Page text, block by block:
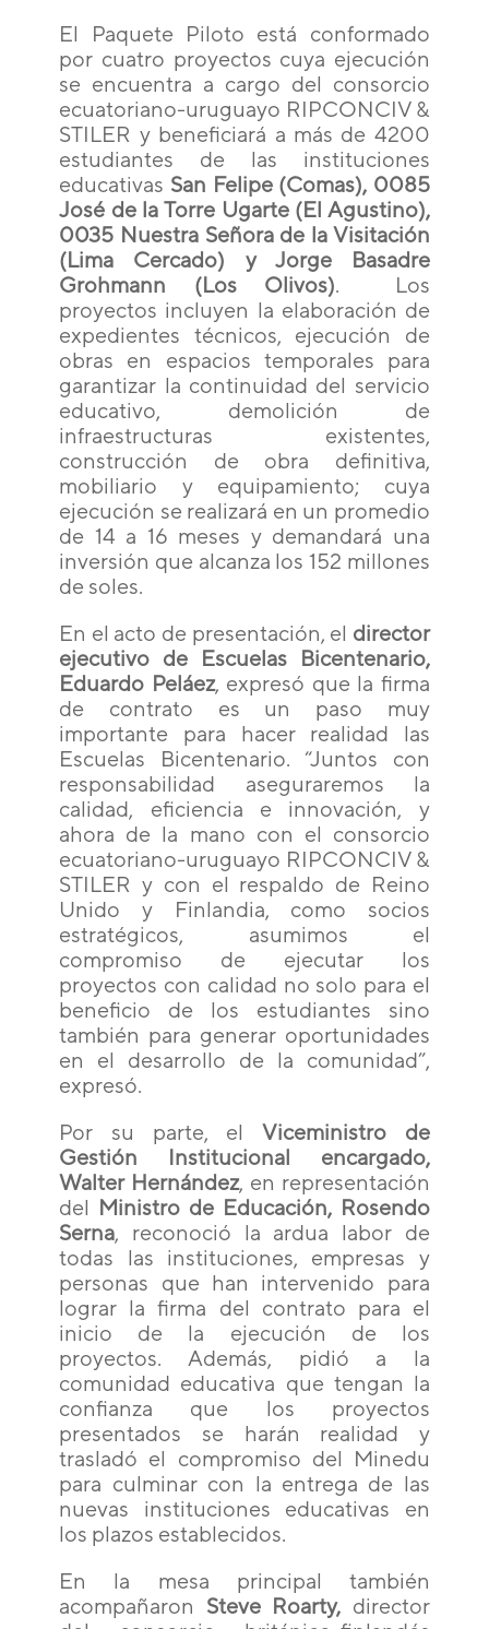
El Paquete Piloto está conformado
por cuatro proyectos cuya ejecución
se encuentra a cargo del consorcio
ecuatoriano-uruguayo RIPCONCIV &
STILER y beneficiará a más de 4200
estudiantes de las instituciones
educativas San Felipe (Comas), 0085
José de la Torre Ugarte (El Agustino),
0035 Nuestra Señora de la Visitación
(Lima Cercado) y Jorge Basadre
Grohmann (Los Olivos). Los
proyectos incluyen la elaboración de
expedientes técnicos, ejecución de
obras en espacios temporales para
garantizar la continuidad del servicio
educativo, demolición de
infraestructuras existentes,
construcción de obra definitiva,
mobiliario y equipamiento; cuya
ejecución se realizará en un promedio
de 14 a 16 meses y demandará una
inversión que alcanza los 152 millones
de soles.
En el acto de presentación, el director
ejecutivo de Escuelas Bicentenario,
Eduardo Peláez, expresó que la firma
de contrato es un paso muy
importante para hacer realidad las
Escuelas Bicentenario. “Juntos con
responsabilidad aseguraremos la
calidad, eficiencia e innovación, y
ahora de la mano con el consorcio
ecuatoriano-uruguayo RIPCONCIV &
STILER y con el respaldo de Reino
Unido y Finlandia, como socios
estratégicos, asumimos el
compromiso de ejecutar los
proyectos con calidad no solo para el
beneficio de los estudiantes sino
también para generar oportunidades
en el desarrollo de la comunidad”,
expresó.
Por su parte, el Viceministro de
Gestión Institucional encargado,
Walter Hernández, en representación
del Ministro de Educación, Rosendo
Serna, reconoció la ardua labor de
todas las instituciones, empresas y
personas que han intervenido para
lograr la firma del contrato para el
inicio de la ejecución de los
proyectos. Además, pidió a la
comunidad educativa que tengan la
confianza que los proyectos
presentados se harán realidad y
trasladó el compromiso del Minedu
para culminar con la entrega de las
nuevas instituciones educativas en
los plazos establecidos.
En la mesa principal también
acompañaron Steve Roarty, director